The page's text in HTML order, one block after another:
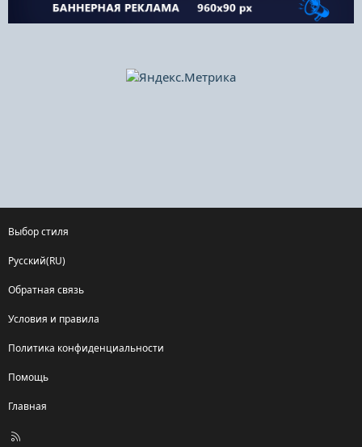
Выбор стиля
Русский(RU)
Обратная связь
Условия и правила
Политика конфиденциальности
Помощь
Главная
R